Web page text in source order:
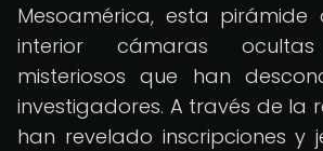
Mesoamérica, esta
interior cámaras
misteriosos que han
investigadores. A través de la
han revelado inscripciones y